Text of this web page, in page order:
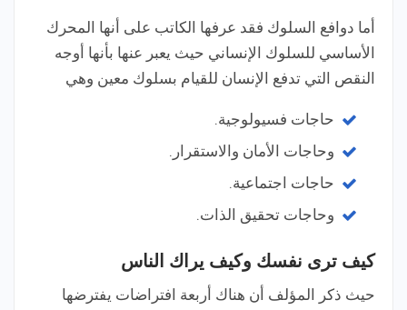
أما دوافع السلوك فقد عرفها الكاتب على أنها المحرك
الأساسي للسلوك الإنساني حيث يعبر عنها بأنها أوجه
النقص التي تدفع الإنسان للقيام بسلوك معين وهي
حاجات فسيولوجية.
وحاجات الأمان والاستقرار.
حاجات اجتماعية.
وحاجات تحقيق الذات.
كيف ترى نفسك وكيف يراك الناس
حيث ذكر المؤلف أن هناك أربعة افتراضات يفترضها